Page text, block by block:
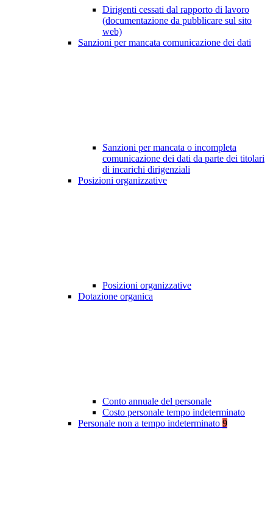
Dirigenti cessati dal rapporto di lavoro
(documentazione da pubblicare sul sito
web)
Sanzioni per mancata comunicazione dei dati
Sanzioni per mancata o incompleta
comunicazione dei dati da parte dei titolari
di incarichi dirigenziali
Posizioni organizzative
Posizioni organizzative
Dotazione organica
Conto annuale del personale
Costo personale tempo indeterminato
Personale non a tempo indeterminato 9